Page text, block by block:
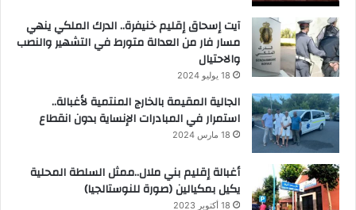
آيت إسحاق إقليم خنيفرة.. الدرك الملكي ينهي
مسار فار من العدالة متورط في التشهير والنصب
والاحتيال
18 يوليو 2024
الجالية المقيمة بالخارج المنتمية لأغبالة..
استمرار في المبادرات الإنساية بدون انقطاع
18 مارس 2024
أغبالة إقليم بني ملال..ممثل السلطة المحلية
يكيل بمكيالين (صورة للنوستالجيا)
18 أكتوبر 2023